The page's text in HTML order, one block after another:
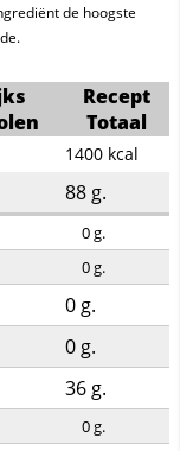
de hoogste
Recept
Totaal
1400 kcal
88g.
0g.
0g.
0g.
0g.
36g.
0g.